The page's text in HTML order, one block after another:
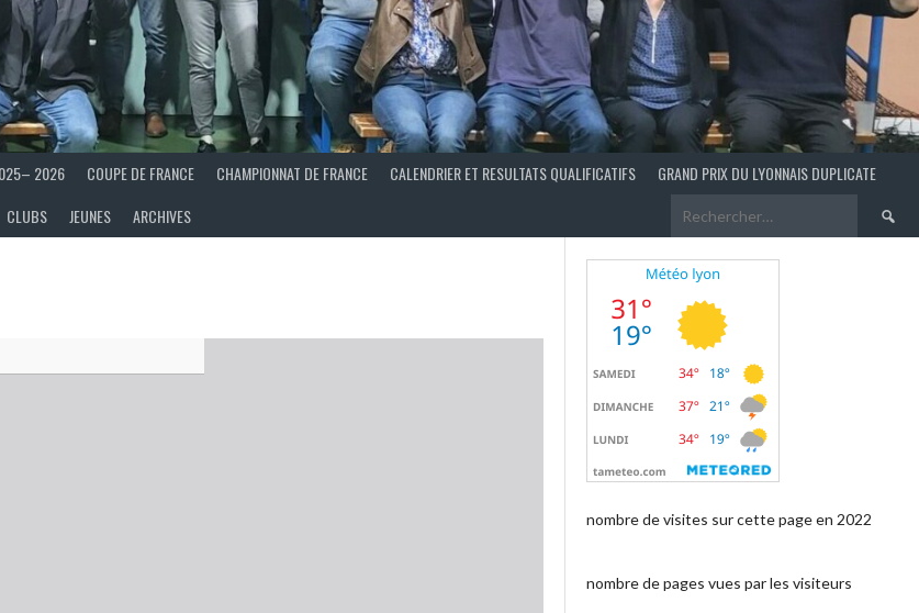
2026 COUPE DE FRANCE CHAMPIONNAT DE FRANCE CALENDRIER ET RESULTATS QUALIFICATIFS
GRAND PRIX DU LYONNAIS DUPLICATE
CLUBS JEUNES ARCHIVES
nombre de visites sur cette page en 2022
nombre de pages vues par les visiteurs